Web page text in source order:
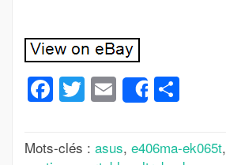
Facebook
Twitter
Email
Share
Mots-clés : asus, e406ma-ek065t,